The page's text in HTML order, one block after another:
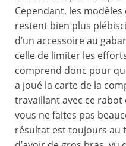
Cependant, les
restent bien plus
d’un accessoire au
celle de limiter les
comprend donc pour
a joué la carte de la
travaillant avec ce rabot
vous ne faites pas
résultat est toujours au